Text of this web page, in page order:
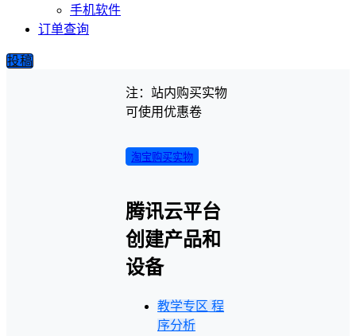
手机软件
订单查询
投稿
注：站内购买实物
可使用优惠卷
淘宝购买实物
腾讯云平台
创建产品和
设备
教学专区 程
序分析